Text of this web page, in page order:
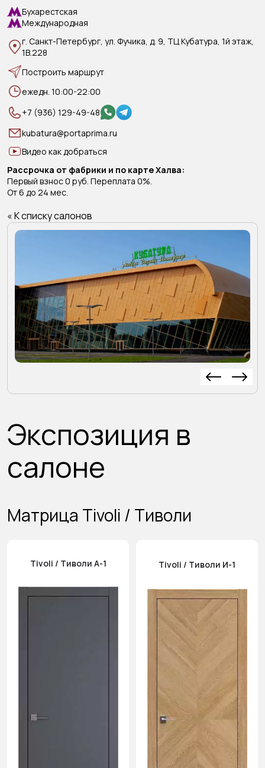
Бухарестская
Международная
г. Санкт-Петербург, ул. Фучика, д. 9, ТЦ Кубатура, 1й этаж,
1В.228
Построить маршрут
ежедн. 10:00-22:00
+7 (936) 129-49-48
kubatura@portaprima.ru
Видео как добраться
Рассрочка от фабрики и по карте Халва:
Первый взнос 0 руб. Переплата 0%.
От 6 до 24 мес.
« К списку салонов
Экспозиция в
салоне
Матрица Tivoli / Тиволи
Tivoli / Тиволи А-1 Tivoli / Тиволи И-1